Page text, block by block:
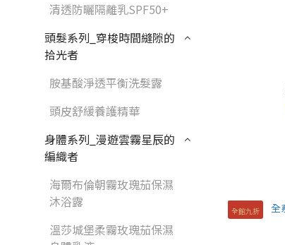
清透防曬隔離乳SPF50+
頭髮系列_穿梭時間縫隙的
拾光者
胺基酸淨透平衡洗髮露
頭皮舒緩養護精華
身體系列_漫遊雲霧星辰的
編織者
海爾布倫朝霧玫瑰茄保濕
沐浴露
溫莎城堡柔霧玫瑰茄保濕
全館九折